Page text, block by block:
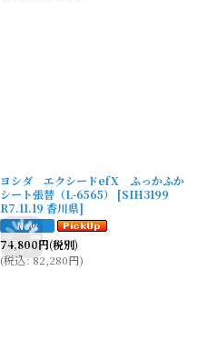
ヨシダ エクシードefX ふっかふか
シート張替（L-6565）
[SIH3199
R7.11.19 香川県]
74,800円(税別)
(税込:82,280円)